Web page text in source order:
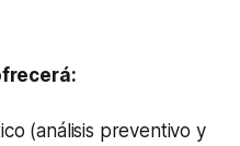
(análisis preventivo y